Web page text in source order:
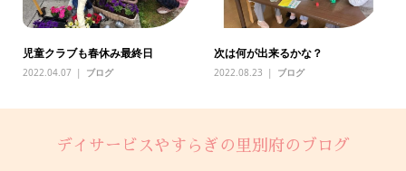
児童クラブも春休み最終日
2022.04.07 ブログ
次は何が出来るかな？
2022.08.23 ブログ
デイサービスやすらぎの里別府のブログ